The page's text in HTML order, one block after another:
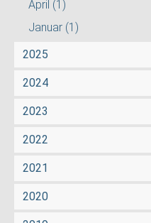
April (1)
Januar (1)
2025
2024
2023
2022
2021
2020